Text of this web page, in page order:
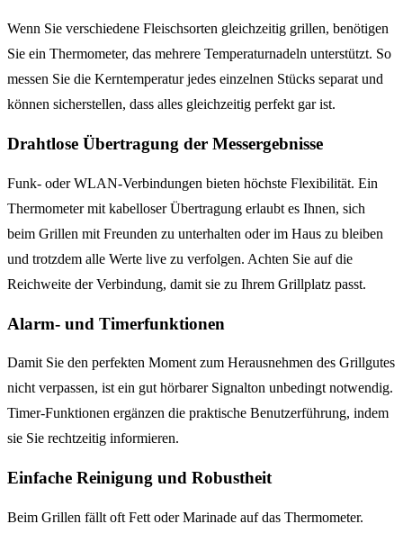
Wenn Sie verschiedene Fleischsorten gleichzeitig grillen, benötigen
Sie ein Thermometer, das mehrere Temperaturnadeln unterstützt. So
messen Sie die Kerntemperatur jedes einzelnen Stücks separat und
können sicherstellen, dass alles gleichzeitig perfekt gar ist.
Drahtlose Übertragung der Messergebnisse
Funk- oder WLAN-Verbindungen bieten höchste Flexibilität. Ein
Thermometer mit kabelloser Übertragung erlaubt es Ihnen, sich
beim Grillen mit Freunden zu unterhalten oder im Haus zu bleiben
und trotzdem alle Werte live zu verfolgen. Achten Sie auf die
Reichweite der Verbindung, damit sie zu Ihrem Grillplatz passt.
Alarm- und Timerfunktionen
Damit Sie den perfekten Moment zum Herausnehmen des Grillgutes
nicht verpassen, ist ein gut hörbarer Signalton unbedingt notwendig.
Timer-Funktionen ergänzen die praktische Benutzerführung, indem
sie Sie rechtzeitig informieren.
Einfache Reinigung und Robustheit
Beim Grillen fällt oft Fett oder Marinade auf das Thermometer.